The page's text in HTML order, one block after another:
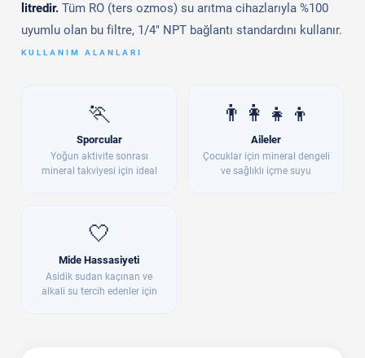
litredir. Tüm RO (ters ozmos) su arıtma cihazlarıyla %100
uyumlu olan bu filtre, 1/4" NPT bağlantı standardını kullanır.
KULLANIM ALANLARI
🏃
Sporcular
Yoğun aktivite sonrası
mineral takviyesi için ideal
👨‍👩‍👧‍👦
Aileler
Çocuklar için mineral dengeli
ve sağlıklı içme suyu
🤍
Mide Hassasiyeti
Asidik sudan kaçınan ve
alkali su tercih edenler için